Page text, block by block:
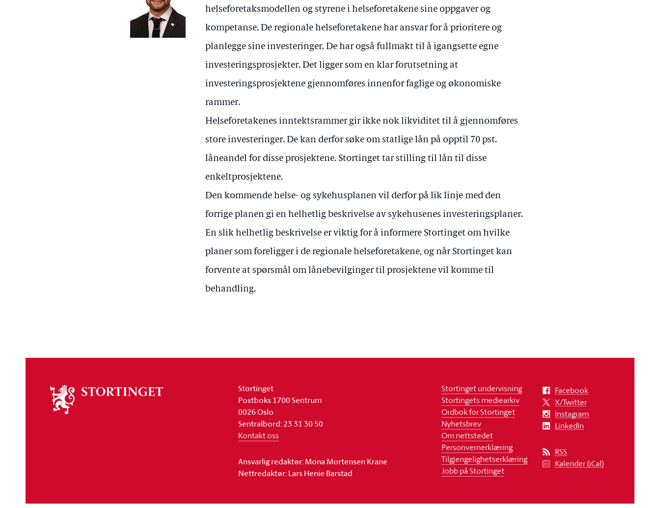
helseforetaksmodellen og styrene i helseforetakene sine oppgaver og
kompetanse. De regionale helseforetakene har ansvar for å prioritere og
planlegge sine investeringer. De har også fullmakt til å igangsette egne
investeringsprosjekter. Det ligger som en klar forutsetning at
investeringsprosjektene gjennomføres innenfor faglige og økonomiske
rammer.
Helseforetakenes inntektsrammer gir ikke nok likviditet til å gjennomføres
store investeringer. De kan derfor søke om statlige lån på opptil 70 pst.
låneandel for disse prosjektene. Stortinget tar stilling til lån til disse
enkeltprosjektene.
Den kommende helse- og sykehusplanen vil derfor på lik linje med den
forrige planen gi en helhetlig beskrivelse av sykehusenes investeringsplaner.
En slik helhetlig beskrivelse er viktig for å informere Stortinget om hvilke
planer som foreligger i de regionale helseforetakene, og når Stortinget kan
forvente at spørsmål om lånebevilginger til prosjektene vil komme til
behandling.
stortinget
Stortinget
Postboks 1700 Sentrum
0026 Oslo
Sentralbord: 23 31 30 50
Kontakt oss
Ansvarlig redaktør: Mona Mortensen Krane
Nettredaktør: Lars Henie Barstad
Stortinget undervisning
Stortingets mediearkiv
Ordbok for Stortinget
Nyhetsbrev
Om nettstedet
Personvernerklæring
Tilgjengelighetserklæring
Jobb på Stortinget
Facebook
X/Twitter
Instagram
LinkedIn
RSS
Kalender (iCal)